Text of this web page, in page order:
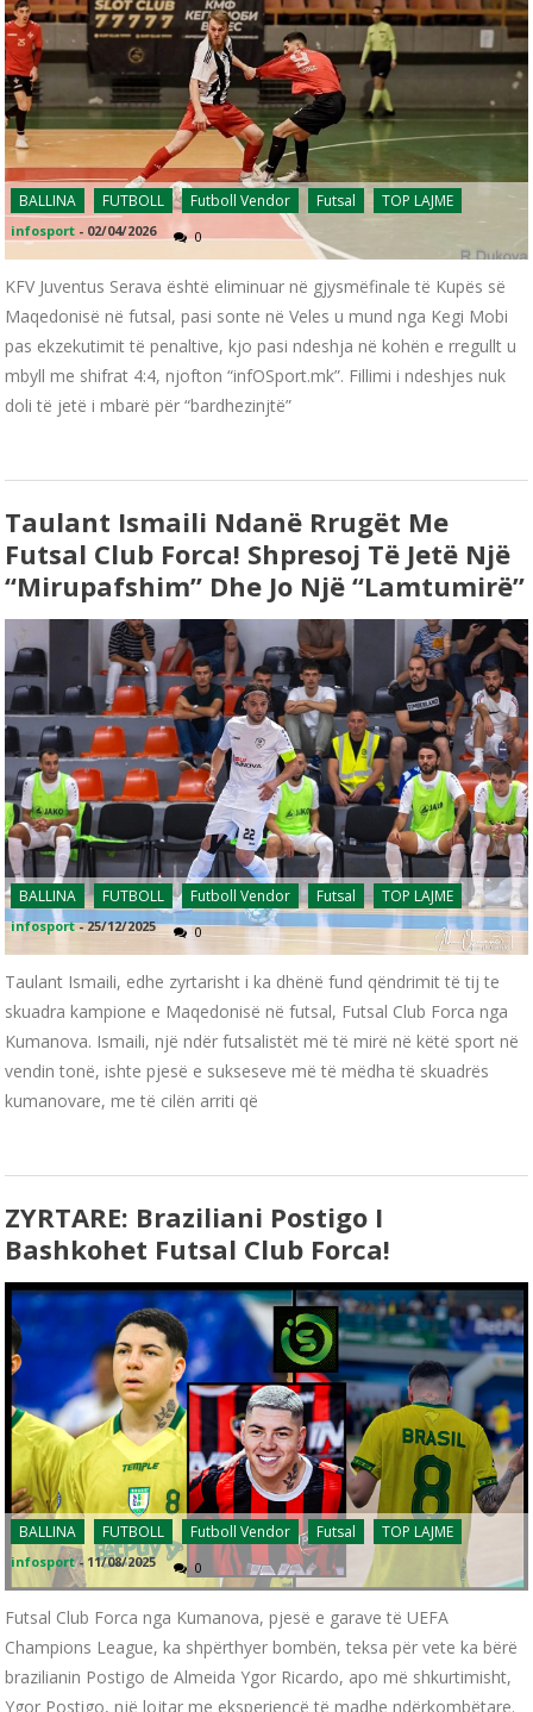
BALLINA FUTBOLL Futboll Vendor Futsal TOP LAJME
infosport - 02/04/2026 0
KFV Juventus Serava është eliminuar në gjysmëfinale të Kupës së
Maqedonisë në futsal, pasi sonte në Veles u mund nga Kegi Mobi
pas ekzekutimit të penaltive, kjo pasi ndeshja në kohën e rregullt u
mbyll me shifrat 4:4, njofton “infOSport.mk”. Fillimi i ndeshjes nuk
doli të jetë i mbarë për “bardhezinjtë”
Taulant Ismaili Ndanë Rrugët Me
Futsal Club Forca! Shpresoj Të Jetë Një
“Mirupafshim” Dhe Jo Një “Lamtumirë”
BALLINA FUTBOLL Futboll Vendor Futsal TOP LAJME
infosport -25/12/2025 0
Taulant Ismaili, edhe zyrtarisht i ka dhënë fund qëndrimit të tij te
skuadra kampione e Maqedonisë në futsal, Futsal Club Forca nga
Kumanova. Ismaili, një ndër futsalistët më të mirë në këtë sport në
vendin tonë, ishte pjesë e sukseseve më të mëdha të skuadrës
kumanovare, me të cilën arriti që
ZYRTARE: Braziliani Postigo I
Bashkohet Futsal Club Forca!
BALLINA FUTBOLL Futboll Vendor Futsal TOP LAJME
infosport - 11/08/2025 0
Futsal Club Forca nga Kumanova, pjesë e garave të UEFA
Champions League, ka shpërthyer bombën, teksa për vete ka bërë
brazilianin Postigo de Almeida Ygor Ricardo, apo më shkurtimisht,
Ygor Postigo, një lojtar me eksperiencë të madhe ndërkombëtare.